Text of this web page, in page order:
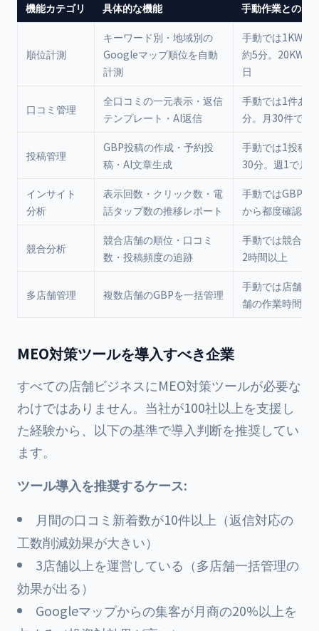
機能カテゴリ 具体的な機能 手動作業との比
順位計測
キーワード別・地域別の
Googleマップ順位を自動
計測
手動では
約5分。20KWで
日
口コミ管理
全口コミの一元表示・返信
テンプレート・AI返信
手動では1件あ
分。月30件で5
投稿管理
GBP投稿の作成・予約投
稿・AI文章生成
手動では1投稿
30分。週1で月2
インサイト
分析
表示回数・クリック数・電
話タップ数の推移レポート
手動ではGBP管
から都度確認。
競合分析
競合店舗の順位・口コミ
数・投稿頻度の追跡
手動では競合5
2時間以上
多店舗管理 複数店舗のGBPを一括管理
手動では店舗数
舗の作業時間
MEO対策ツールを導入すべき企業
すべての店舗ビジネスにMEO対策ツールが必要な
わけではありません。当社が100社以上を支援し
た経験から、以下の基準で導入判断を推奨してい
ます。
ツール導入を推奨するケース:
月間の口コミ新着数が10件以上（返信対応の
工数削減効果が大きい）
3店舗以上を運営している（多店舗一括管理の
効果が出る）
Googleマップからの集客が月商の20%以上を